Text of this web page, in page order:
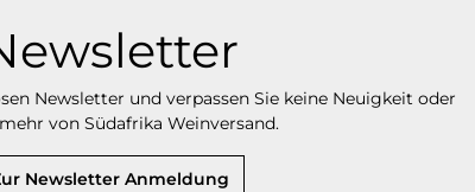
Newsletter und verpassen Sie keine Neuigkeit oder
von Südafrika Weinversand.
Newsletter Anmeldung